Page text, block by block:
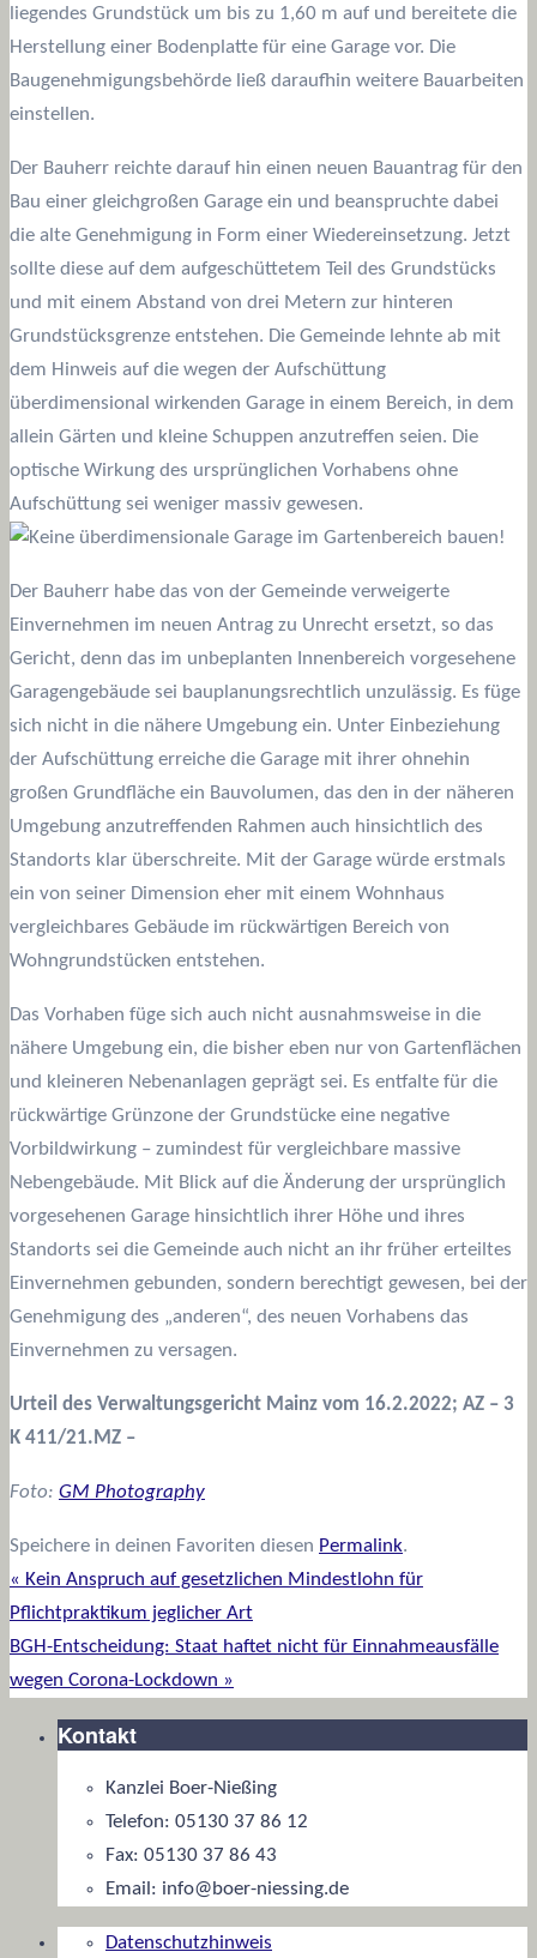
liegendes Grundstück um bis zu 1,60 m auf und bereitete die
Herstellung einer Bodenplatte für eine Garage vor. Die
Baugenehmigungsbehörde ließ daraufhin weitere Bauarbeiten
einstellen.
Der Bauherr reichte darauf hin einen neuen Bauantrag für den
Bau einer gleichgroßen Garage ein und beanspruchte dabei
die alte Genehmigung in Form einer Wiedereinsetzung. Jetzt
sollte diese auf dem aufgeschüttetem Teil des Grundstücks
und mit einem Abstand von drei Metern zur hinteren
Grundstücksgrenze entstehen. Die Gemeinde lehnte ab mit
dem Hinweis auf die wegen der Aufschüttung
überdimensional wirkenden Garage in einem Bereich, in dem
allein Gärten und kleine Schuppen anzutreffen seien. Die
optische Wirkung des ursprünglichen Vorhabens ohne
Aufschüttung sei weniger massiv gewesen.
Der Bauherr habe das von der Gemeinde verweigerte
Einvernehmen im neuen Antrag zu Unrecht ersetzt, so das
Gericht, denn das im unbeplanten Innenbereich vorgesehene
Garagengebäude sei bauplanungsrechtlich unzulässig. Es füge
sich nicht in die nähere Umgebung ein. Unter Einbeziehung
der Aufschüttung erreiche die Garage mit ihrer ohnehin
großen Grundfläche ein Bauvolumen, das den in der näheren
Umgebung anzutreffenden Rahmen auch hinsichtlich des
Standorts klar überschreite. Mit der Garage würde erstmals
ein von seiner Dimension eher mit einem Wohnhaus
vergleichbares Gebäude im rückwärtigen Bereich von
Wohngrundstücken entstehen.
Das Vorhaben füge sich auch nicht ausnahmsweise in die
nähere Umgebung ein, die bisher eben nur von Gartenflächen
und kleineren Nebenanlagen geprägt sei. Es entfalte für die
rückwärtige Grünzone der Grundstücke eine negative
Vorbildwirkung – zumindest für vergleichbare massive
Nebengebäude. Mit Blick auf die Änderung der ursprünglich
vorgesehenen Garage hinsichtlich ihrer Höhe und ihres
Standorts sei die Gemeinde auch nicht an ihr früher erteiltes
Einvernehmen gebunden, sondern berechtigt gewesen, bei der
Genehmigung des „anderen“, des neuen Vorhabens das
Einvernehmen zu versagen.
Urteil des Verwaltungsgericht Mainz vom 16.2.2022; AZ – 3
K 411/21.MZ –
Foto: GM Photography
Speichere in deinen Favoriten diesen Permalink.
« Kein Anspruch auf gesetzlichen Mindestlohn für
Pflichtpraktikum jeglicher Art
BGH-Entscheidung: Staat haftet nicht für Einnahmeausfälle
wegen Corona-Lockdown »
Kontakt
Kanzlei Boer-Nießing
Telefon: 05130 37 86 12
Fax: 05130 37 86 43
Email: info@boer-niessing.de
Datenschutzhinweis